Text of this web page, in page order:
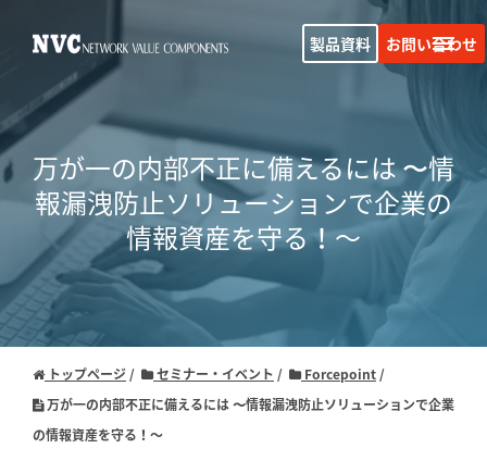
製品資料 お問い合わせ
万が一の内部不正に備えるには 〜情
報漏洩防止ソリューションで企業の
情報資産を守る！～
トップページ セミナー・イベント
Forcepoint
万が一の内部不正に備えるには 〜情報漏洩防止ソリューションで企業
の情報資産を守る！～